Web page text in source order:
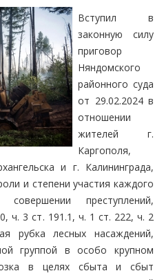
Вступил в
законную силу
приговор
Няндомского
районного суда
от 29.02.2024 в
отношении
жителей г.
Каргополя,
и г. Калининграда,
и степени участия каждого
преступлений,
ч. 3 ст. 191.1, ч. 1 ст. 222, ч. 2
рубка лесных насаждений,
группой в особо крупном
в целях сбыта и сбыт